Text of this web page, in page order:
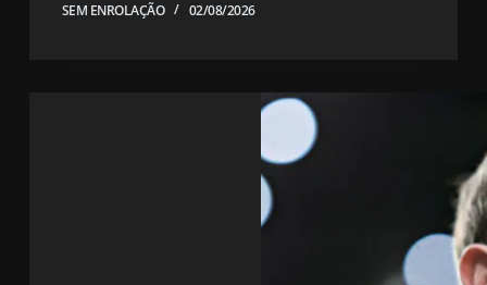
SEM ENROLAÇÃO 02/08/2026